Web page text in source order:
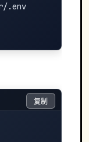
.env
复制
复制